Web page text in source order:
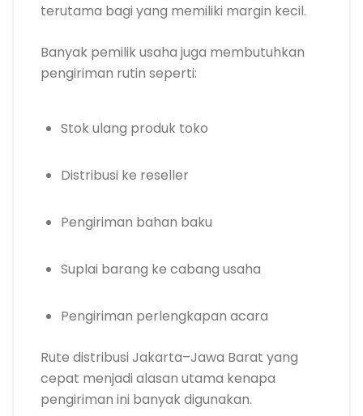
terutama bagi yang memiliki margin kecil.
Banyak pemilik usaha juga membutuhkan
pengiriman rutin seperti:
Stok ulang produk toko
Distribusi ke reseller
Pengiriman bahan baku
Suplai barang ke cabang usaha
Pengiriman perlengkapan acara
Rute distribusi Jakarta–Jawa Barat yang
cepat menjadi alasan utama kenapa
pengiriman ini banyak digunakan.